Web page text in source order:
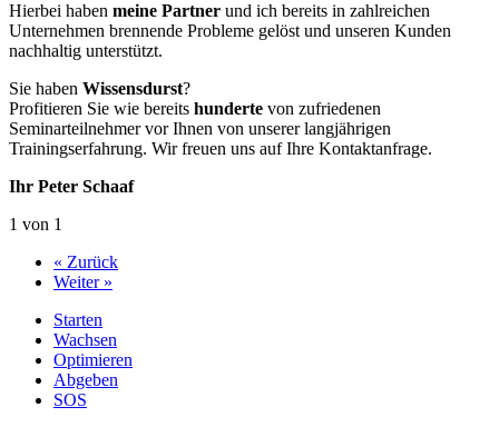
Hierbei haben meine Partner und ich bereits in zahlreichen
Unternehmen brennende Probleme gelöst und unseren Kunden
nachhaltig unterstützt.
Sie haben Wissensdurst?
Profitieren Sie wie bereits hunderte von zufriedenen
Seminarteilnehmer vor Ihnen von unserer langjährigen
Trainingserfahrung. Wir freuen uns auf Ihre Kontaktanfrage.
Ihr Peter Schaaf
1 von 1
« Zurück
Weiter »
Starten
Wachsen
Optimieren
Abgeben
SOS